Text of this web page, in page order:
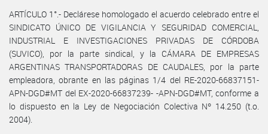
ARTÍCULO 1°.- Declárese homologado el acuerdo celebrado entre el
SINDICATO ÚNICO DE VIGILANCIA Y SEGURIDAD COMERCIAL,
INDUSTRIAL E INVESTIGACIONES PRIVADAS DE CÓRDOBA
(SUVICO), por la parte sindical, y la CÁMARA DE EMPRESAS
ARGENTINAS TRANSPORTADORAS DE CAUDALES, por la parte
empleadora, obrante en las páginas 1/4 del RE-2020-66837151-
APN-DGD#MT del EX-2020-66837239- -APN-DGD#MT, conforme a
lo dispuesto en la Ley de Negociación Colectiva Nº 14.250 (t.o.
2004).